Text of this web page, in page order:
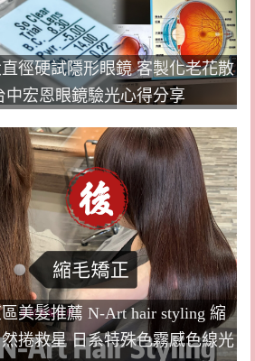
徑硬試隱形眼鏡 客製化老花散
中宏恩眼鏡驗光心得分享
美髮推薦 N-Art hair styling 縮
捲救星 日系特殊色霧感色線光